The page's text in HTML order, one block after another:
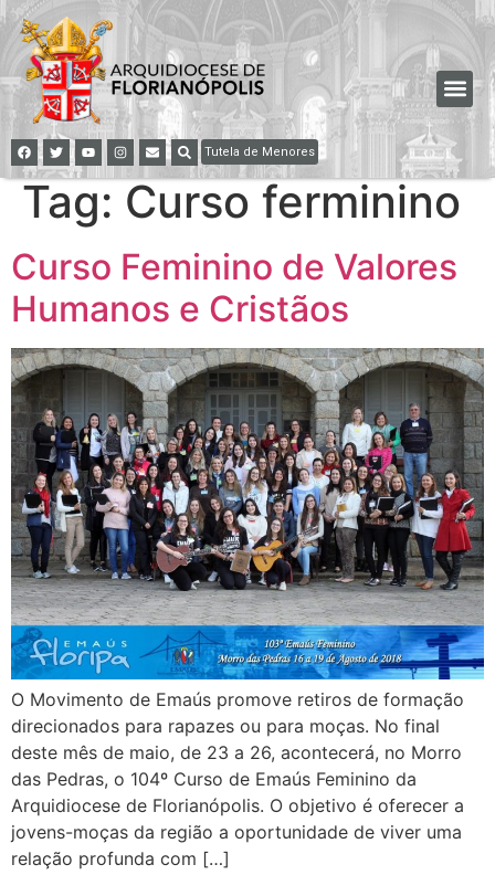
Tutela de Menores
Tag: Curso ferminino
Curso Feminino de Valores
Humanos e Cristãos
O Movimento de Emaús promove retiros de formação
direcionados para rapazes ou para moças. No final
deste mês de maio, de 23 a 26, acontecerá, no Morro
das Pedras, o 104º Curso de Emaús Feminino da
Arquidiocese de Florianópolis. O objetivo é oferecer a
jovens-moças da região a oportunidade de viver uma
relação profunda com […]